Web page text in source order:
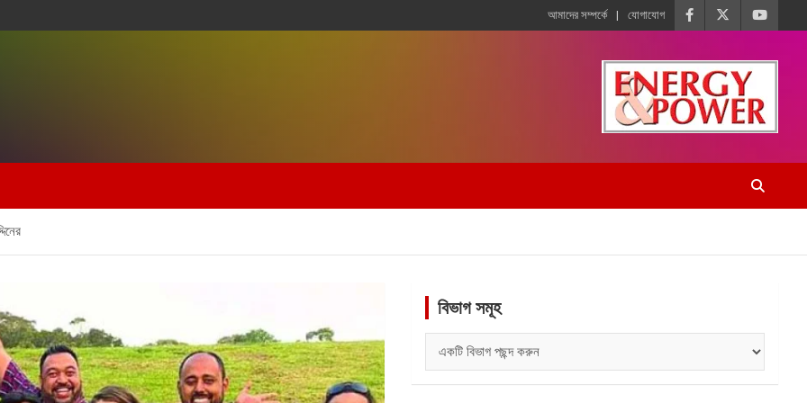
আমাদের সম্পর্কে যোগাযোগ
বিভাগ সমূহ
সমূহ